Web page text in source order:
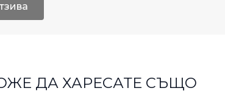
ДА ХАРЕСАТЕ СЪЩО